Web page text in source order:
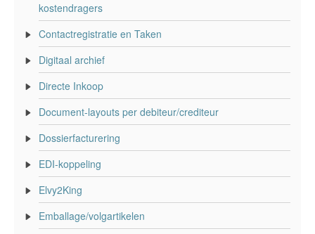
kostendragers
Contactregistratie en Taken
Digitaal archief
Directe Inkoop
Document-layouts per debiteur/crediteur
Dossierfacturering
EDI-koppeling
Elvy2King
Emballage/volgartikelen